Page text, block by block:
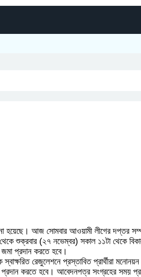
আজ সোমবার আওয়ামী লীগের দপ্তর
শুক্রবার (২৭ নভেম্বর) সকাল ১১টা থেকে
প্রদান করতে হবে।
রেজুলেশনে প্রস্তাবিত প্রার্থীরা
করতে হবে। আবেদনপত্র সংগ্রহের সময়